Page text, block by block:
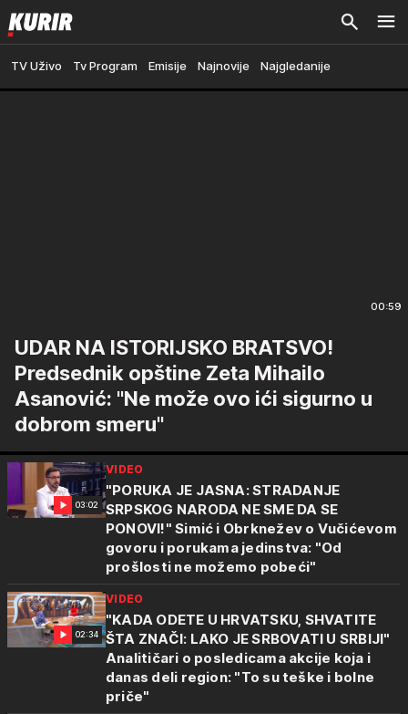
TV Uživo Tv Program Emisije Najnovije Najgledanije
00:59
UDAR NA ISTORIJSKO BRATSVO!
Predsednik opštine Zeta Mihailo
Asanović: "Ne može ovo ići sigurno u
dobrom smeru"
VIDEO
"PORUKA JE JASNA: STRADANJE
SRPSKOG NARODA NE SME DA SE
PONOVI!" Simić i Obrknežev o Vučićevom
govoru i porukama jedinstva: "Od
prošlosti ne možemo pobeći"
03:02
VIDEO
"KADA ODETE U HRVATSKU, SHVATITE
ŠTA ZNAČI: LAKO JE SRBOVATI U SRBIJI"
Analitičari o posledicama akcije koja i
danas deli region: "To su teške i bolne
priče"
02:34